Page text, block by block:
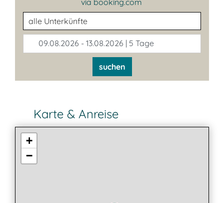
via booking.com
Unterkunftsart
09.08.2026 - 13.08.2026 | 5 Tage
suchen
Karte & Anreise
+
−